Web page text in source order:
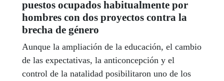
puestos ocupados habitualmente por
hombres con dos proyectos contra la
brecha de género
Aunque la ampliación de la educación, el cambio
de las expectativas, la anticoncepción y el
control de la natalidad posibilitaron uno de los